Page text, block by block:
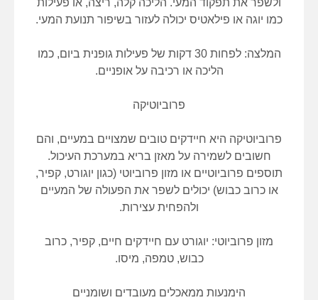
ולשפר את תפקוד המעי. הליכה קלה, ריצה, או פעילות
כמו יוגה או פילאטיס יכולה לעזור בשיפור תנועת המעי.
המלצה: לפחות 30 דקות של פעילות גופנית ביום, כמו
הליכה או רכיבה על אופניים.
פרוביוטיקה
פרוביוטיקה היא חיידקים טובים שמצויים במעיים, והם
חשובים לשמירה על מאזן בריא במערכת העיכול.
תוספים פרוביוטיים או מזון פרוביוטי (כגון יוגורט, קפיר,
או כרוב כבוש) יכולים לשפר את הפעולה של המעיים
ולהפחית עצירות.
מזון פרוביוטי: יוגורט עם חיידקים חיים, קפיר, כרוב
כבוש, טמפה, מיסו.
הימנעות ממאכלים מעובדים ושומניים